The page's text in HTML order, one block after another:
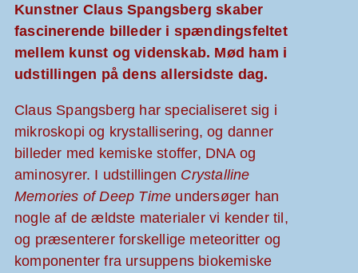
Kunstner Claus Spangsberg skaber
fascinerende billeder i spændingsfeltet
mellem kunst og videnskab. Mød ham i
udstillingen på dens allersidste dag.
Claus Spangsberg har specialiseret sig i
mikroskopi og krystallisering, og danner
billeder med kemiske stoffer, DNA og
aminosyrer. I udstillingen Crystalline
Memories of Deep Time undersøger han
nogle af de ældste materialer vi kender til,
og præsenterer forskellige meteoritter og
komponenter fra ursuppens biokemiske